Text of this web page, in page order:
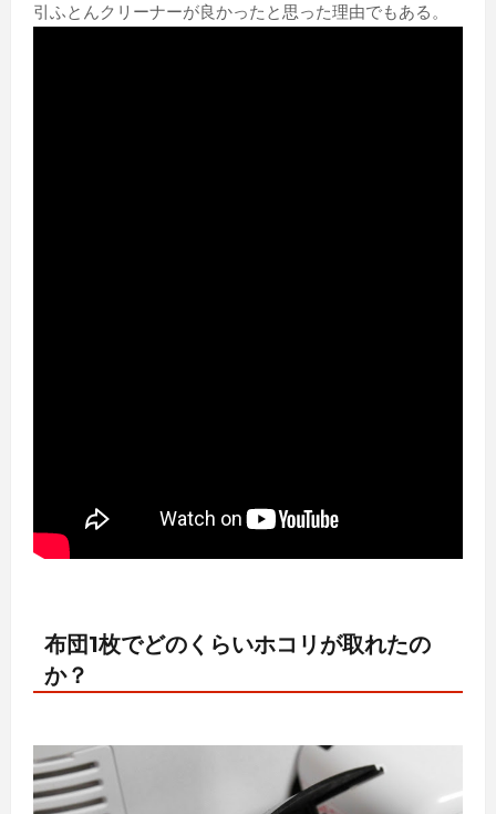
引ふとんクリーナーが良かったと思った理由でもある。
布団1枚でどのくらいホコリが取れたの
か？